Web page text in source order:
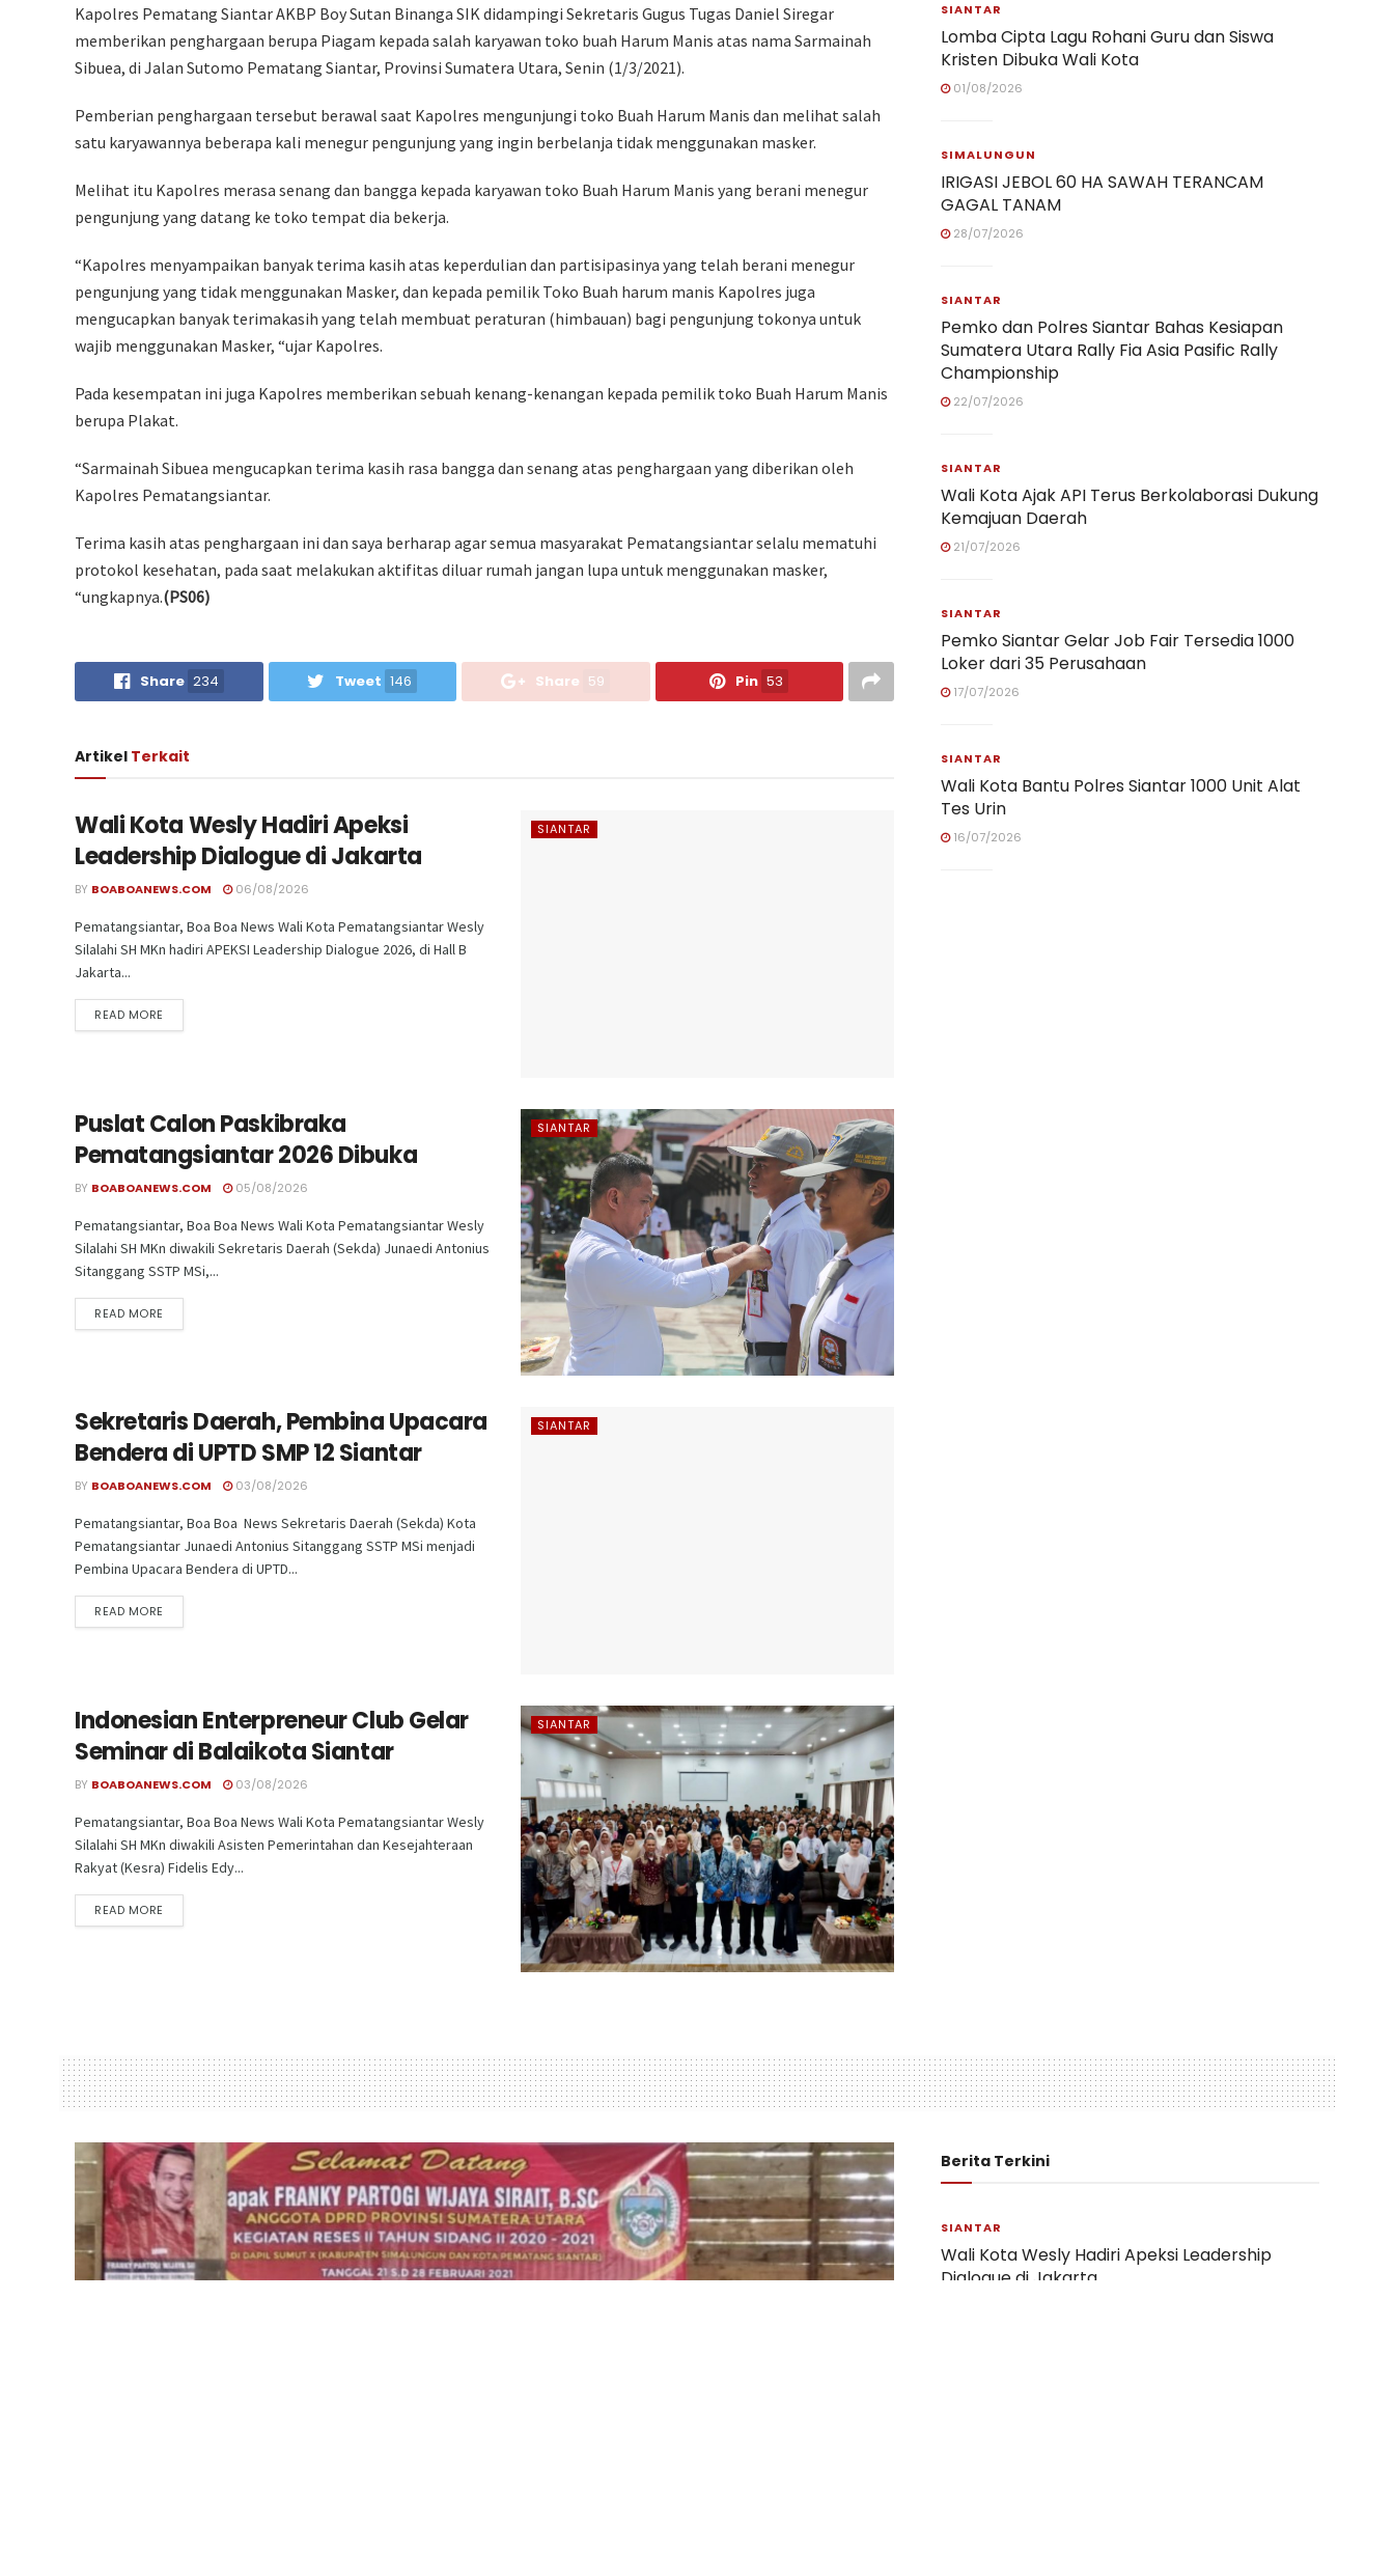
Kapolres Pematang Siantar AKBP Boy Sutan Binanga SIK didampingi Sekretaris Gugus Tugas Daniel Siregar
memberikan penghargaan berupa Piagam kepada salah karyawan toko buah Harum Manis atas nama Sarmainah
Sibuea, di Jalan Sutomo Pematang Siantar, Provinsi Sumatera Utara, Senin (1/3/2021).
Pemberian penghargaan tersebut berawal saat Kapolres mengunjungi toko Buah Harum Manis dan melihat salah
satu karyawannya beberapa kali menegur pengunjung yang ingin berbelanja tidak menggunakan masker.
Melihat itu Kapolres merasa senang dan bangga kepada karyawan toko Buah Harum Manis yang berani menegur
pengunjung yang datang ke toko tempat dia bekerja.
“Kapolres menyampaikan banyak terima kasih atas keperdulian dan partisipasinya yang telah berani menegur
pengunjung yang tidak menggunakan Masker, dan kepada pemilik Toko Buah harum manis Kapolres juga
mengucapkan banyak terimakasih yang telah membuat peraturan (himbauan) bagi pengunjung tokonya untuk
wajib menggunakan Masker, “ujar Kapolres.
Pada kesempatan ini juga Kapolres memberikan sebuah kenang-kenangan kepada pemilik toko Buah Harum Manis
berupa Plakat.
“Sarmainah Sibuea mengucapkan terima kasih rasa bangga dan senang atas penghargaan yang diberikan oleh
Kapolres Pematangsiantar.
Terima kasih atas penghargaan ini dan saya berharap agar semua masyarakat Pematangsiantar selalu mematuhi
protokol kesehatan, pada saat melakukan aktifitas diluar rumah jangan lupa untuk menggunakan masker,
“ungkapnya.(PS06)
Share 234 Tweet 146 Share 59 Pin 53
Artikel Terkait
SIANTAR
Wali Kota Wesly Hadiri Apeksi
Leadership Dialogue di Jakarta
BY BOABOANEWS.COM 06/08/2026
Pematangsiantar, Boa Boa News Wali Kota Pematangsiantar Wesly
Silalahi SH MKn hadiri APEKSI Leadership Dialogue 2026, di Hall B
Jakarta...
READ MORE
SIANTAR
Puslat Calon Paskibraka
Pematangsiantar 2026 Dibuka
BY BOABOANEWS.COM 05/08/2026
Pematangsiantar, Boa Boa News Wali Kota Pematangsiantar Wesly
Silalahi SH MKn diwakili Sekretaris Daerah (Sekda) Junaedi Antonius
Sitanggang SSTP MSi,...
READ MORE
SIANTAR
Sekretaris Daerah, Pembina Upacara
Bendera di UPTD SMP 12 Siantar
BY BOABOANEWS.COM 03/08/2026
Pematangsiantar, Boa Boa News Sekretaris Daerah (Sekda) Kota
Pematangsiantar Junaedi Antonius Sitanggang SSTP MSi menjadi
Pembina Upacara Bendera di UPTD...
READ MORE
SIANTAR
Indonesian Enterpreneur Club Gelar
Seminar di Balaikota Siantar
BY BOABOANEWS.COM 03/08/2026
Pematangsiantar, Boa Boa News Wali Kota Pematangsiantar Wesly
Silalahi SH MKn diwakili Asisten Pemerintahan dan Kesejahteraan
Rakyat (Kesra) Fidelis Edy...
READ MORE
SIANTAR
Lomba Cipta Lagu Rohani Guru dan Siswa
Kristen Dibuka Wali Kota
01/08/2026
SIMALUNGUN
IRIGASI JEBOL 60 HA SAWAH TERANCAM
GAGAL TANAM
28/07/2026
SIANTAR
Pemko dan Polres Siantar Bahas Kesiapan
Sumatera Utara Rally Fia Asia Pasific Rally
Championship
22/07/2026
SIANTAR
Wali Kota Ajak API Terus Berkolaborasi Dukung
Kemajuan Daerah
21/07/2026
SIANTAR
Pemko Siantar Gelar Job Fair Tersedia 1000
Loker dari 35 Perusahaan
17/07/2026
SIANTAR
Wali Kota Bantu Polres Siantar 1000 Unit Alat
Tes Urin
16/07/2026
Berita Terkini
SIANTAR
Wali Kota Wesly Hadiri Apeksi Leadership
Dialogue di Jakarta